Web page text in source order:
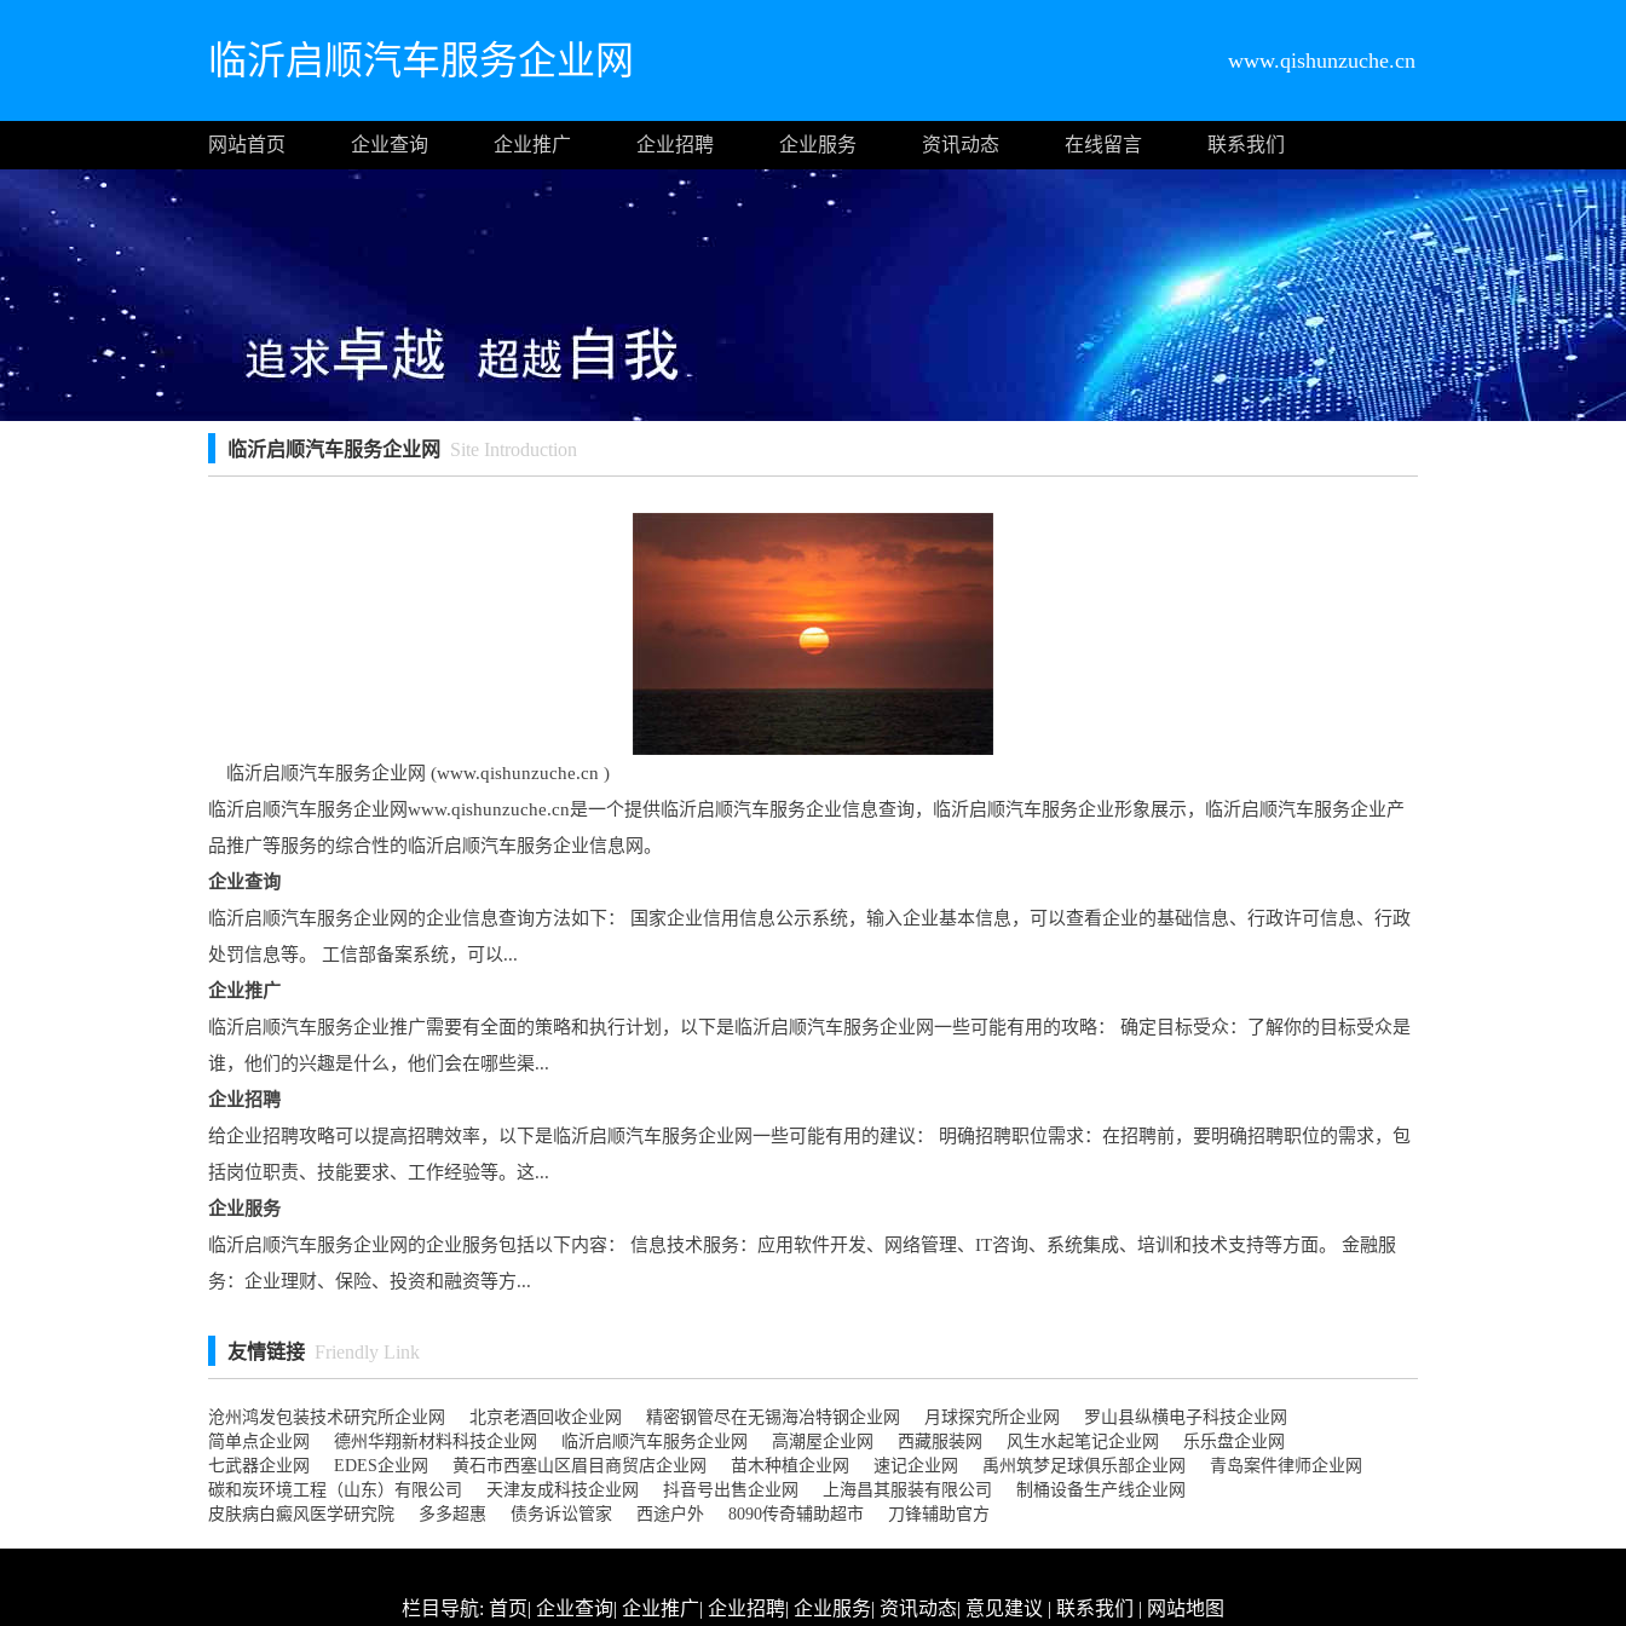
临沂启顺汽车服务企业网 www.qishunzuche.cn
网站首页 企业查询 企业推广 企业招聘 企业服务 资讯动态 在线留言 联系我们
临沂启顺汽车服务企业网 Site Introduction
临沂启顺汽车服务企业网 (www.qishunzuche.cn )
临沂启顺汽车服务企业网www.qishunzuche.cn是一个提供临沂启顺汽车服务企业信息查询，临沂启顺汽车服务企业形象展示，临沂启顺汽车服务企业产
品推广等服务的综合性的临沂启顺汽车服务企业信息网。
企业查询
临沂启顺汽车服务企业网的企业信息查询方法如下： 国家企业信用信息公示系统，输入企业基本信息，可以查看企业的基础信息、行政许可信息、行政
处罚信息等。 工信部备案系统，可以...
企业推广
临沂启顺汽车服务企业推广需要有全面的策略和执行计划，以下是临沂启顺汽车服务企业网一些可能有用的攻略： 确定目标受众：了解你的目标受众是
谁，他们的兴趣是什么，他们会在哪些渠...
企业招聘
给企业招聘攻略可以提高招聘效率，以下是临沂启顺汽车服务企业网一些可能有用的建议： 明确招聘职位需求：在招聘前，要明确招聘职位的需求，包
括岗位职责、技能要求、工作经验等。这...
企业服务
临沂启顺汽车服务企业网的企业服务包括以下内容： 信息技术服务：应用软件开发、网络管理、IT咨询、系统集成、培训和技术支持等方面。 金融服
务：企业理财、保险、投资和融资等方...
友情链接 Friendly Link
沧州鸿发包装技术研究所企业网 北京老酒回收企业网 精密钢管尽在无锡海冶特钢企业网 月球探究所企业网
罗山县纵横电子科技企业网
简单点企业网
德州华翔新材料科技企业网 临沂启顺汽车服务企业网 高潮屋企业网 西藏服装网 风生水起笔记企业网
乐乐盘企业网
七武器企业网
EDES企业网 黄石市西塞山区眉目商贸店企业网 苗木种植企业网 速记企业网 禹州筑梦足球俱乐部企业网
青岛案件律师企业网
碳和炭环境工程（山东）有限公司
天津友成科技企业网 抖音号出售企业网 上海昌其服装有限公司
制桶设备生产线企业网
皮肤病白癜风医学研究院
多多超惠 债务诉讼管家 西途户外 8090传奇辅助超市 刀锋辅助官方
栏目导航: 首页| 企业查询| 企业推广| 企业招聘| 企业服务| 资讯动态| 意见建议 | 联系我们 | 网站地图